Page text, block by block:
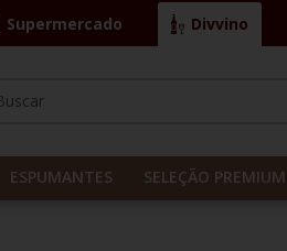
Supermercado Divvino
º las camelias
ESPUMANTES SELEÇÃO PREMIUM